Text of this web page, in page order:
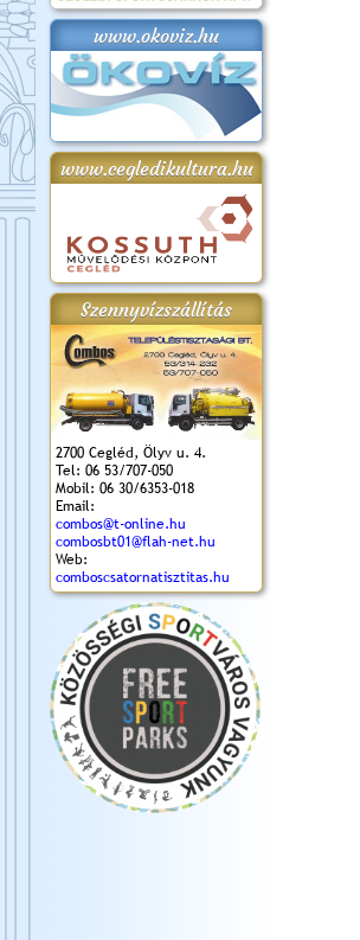
www.okoviz.hu
www.cegledikultura.hu
Szennyvízszállítás
2700 Cegléd, Ölyv u. 4.
Tel: 06 53/707-050
Mobil: 06 30/6353-018
Email:
combos@t-online.hu
combosbt01@flah-net.hu
Web:
comboscsatornatisztitas.hu
Városnapok 2018.
Kossuth Toborzó
Ünnepély
Szent István Ünnepe
(2017. 08. 20.)